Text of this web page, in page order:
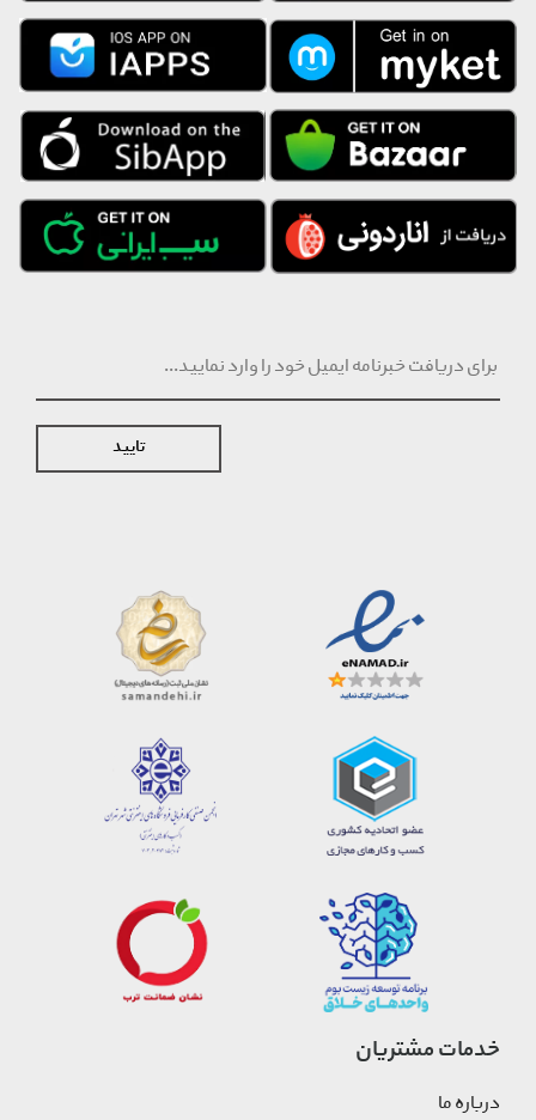
شست‌وشو است.
در برند میس رست، کیفیت و استاندارد محصولات برای ما اولویت است تا
خوابی آرام و دلچسب برای شما فراهم کنیم، در کنار سبکی مدرن و
مینیمال که به دکور اتاق شما زیبایی می‌بخشد.
تایید
خدمات مشتریان
درباره ما